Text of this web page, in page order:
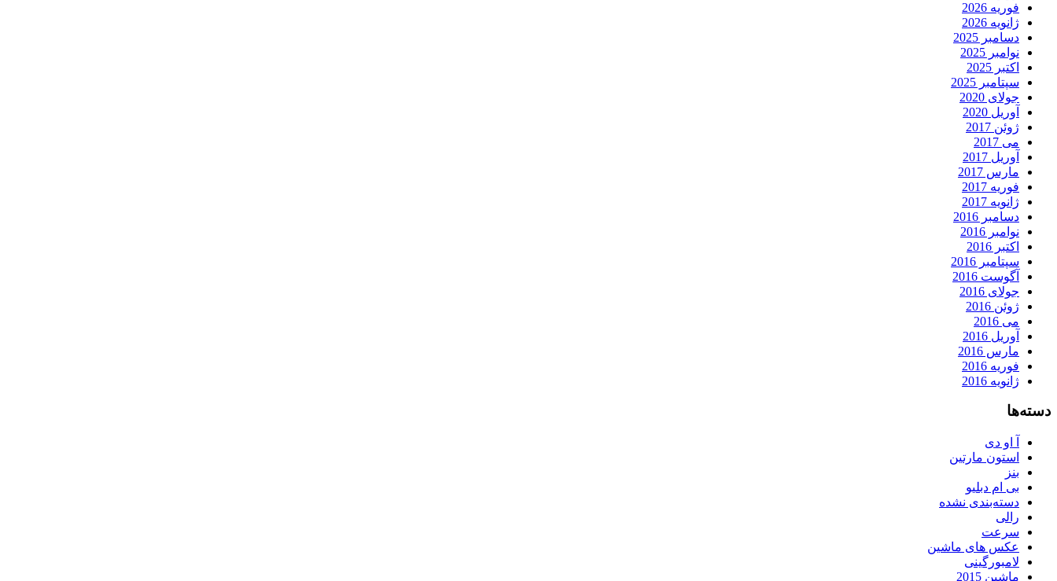
فوریه 2026
ژانویه 2026
دسامبر 2025
نوامبر 2025
اکتبر 2025
سپتامبر 2025
جولای 2020
آوریل 2020
ژوئن 2017
می 2017
آوریل 2017
مارس 2017
فوریه 2017
ژانویه 2017
دسامبر 2016
نوامبر 2016
اکتبر 2016
سپتامبر 2016
آگوست 2016
جولای 2016
ژوئن 2016
می 2016
آوریل 2016
مارس 2016
فوریه 2016
ژانویه 2016
دسته‌ها
آ او دی
استون مارتین
بنز
بی ام دبلیو
دسته‌بندی نشده
رالی
سرعت
عکس های ماشین
لامبورگینی
ماشین 2015